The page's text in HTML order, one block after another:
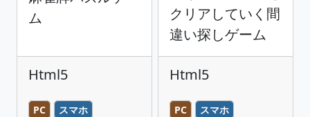
ム
Html5
PC スマホ
クリアしていく間
違い探しゲーム
Html5
PC スマホ